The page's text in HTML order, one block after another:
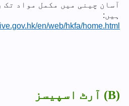
آسان چینی میں مکمل مواد تک
ہیں:
en/web/hkfa/home.html
(B) آرٹ اسپیسز